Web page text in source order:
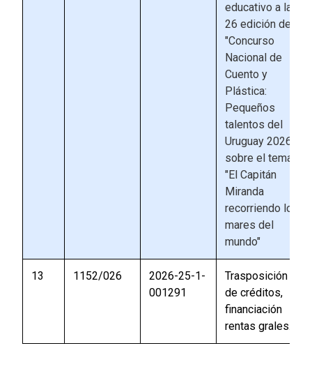
educativo a la
26 edición del
"Concurso
Nacional de
Cuento y
Plástica:
Pequeños
talentos del
Uruguay 2026"
sobre el tema
"El Capitán
Miranda
recorriendo los
mares del
mundo"
13 1152/026
2026-25-1-
001291
Trasposición
de créditos,
financiación
rentas grales.